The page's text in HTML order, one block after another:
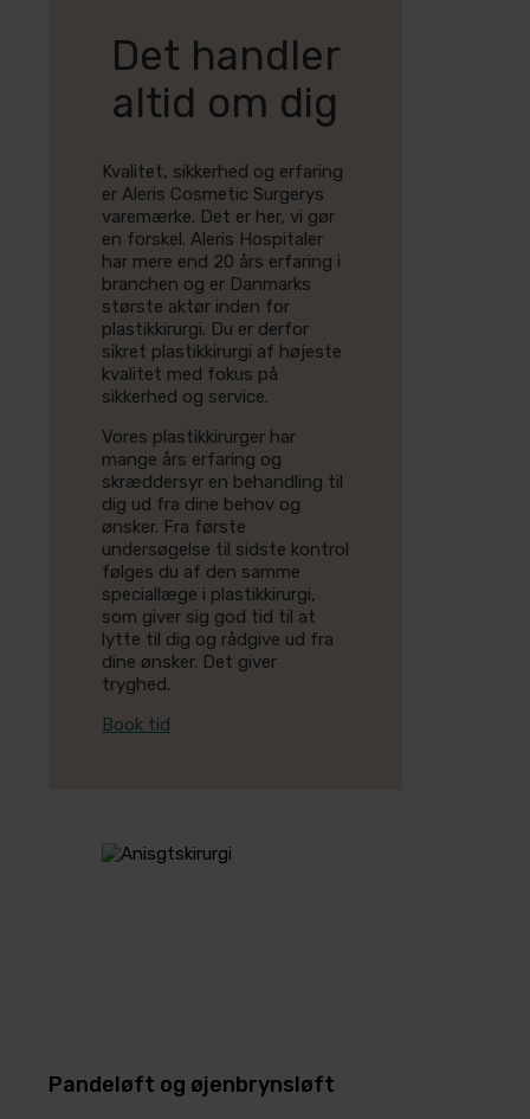
Det handler
altid om dig
Kvalitet, sikkerhed og erfaring
er Aleris Cosmetic Surgerys
varemærke. Det er her, vi gør
en forskel. Aleris Hospitaler
har mere end 20 års erfaring i
branchen og er Danmarks
største aktør inden for
plastikkirurgi. Du er derfor
sikret plastikkirurgi af højeste
kvalitet med fokus på
sikkerhed og service.
Vores plastikkirurger har
mange års erfaring og
skræddersyr en behandling til
dig ud fra dine behov og
ønsker. Fra første
undersøgelse til sidste kontrol
følges du af den samme
speciallæge i plastikkirurgi,
som giver sig god tid til at
lytte til dig og rådgive ud fra
dine ønsker. Det giver
tryghed.
Book tid
Pandeløft og øjenbrynsløft